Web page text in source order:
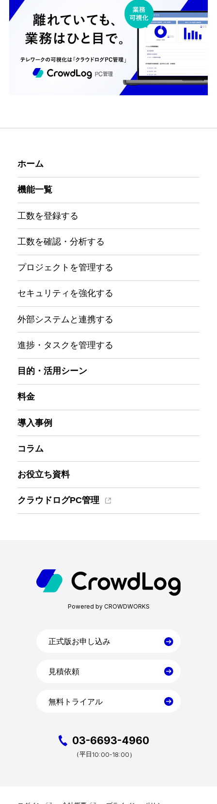
機能一覧
目的・活用シーン
導入事例
コラム
お役立ち資料
ホーム
機能一覧
工数を登録する
工数を確認・分析する
プロジェクトを管理する
セキュリティを強化する
外部システムと連携する
進捗・タスクを管理する
目的・活用シーン
料金
導入事例
コラム
お役立ち資料
クラウドログPC管理
Powered by CROWDWORKS
正式版お申し込み
見積依頼
無料トライアル
03-6693-4960
（平日10:00-18:00）